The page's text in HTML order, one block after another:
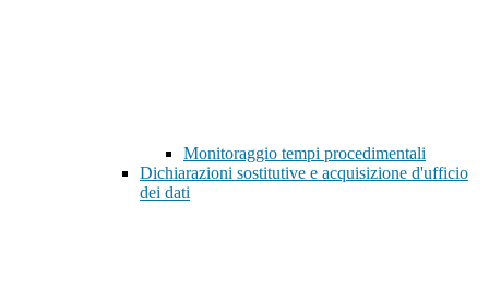
Monitoraggio tempi procedimentali
Dichiarazioni sostitutive e acquisizione d'ufficio
dei dati